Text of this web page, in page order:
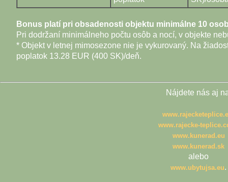
Bonus platí pri obsadenosti objektu minimálne 10
Pri dodržaní minimálneho počtu osôb a nocí, v objekte
* Objekt v letnej mimosezone nie je vykurovaný. Na
poplatok 13.28 EUR (400 SK)/deň.
Nájdete nás aj
www.rajecke-
www.kunerad.eu
www.kunerad.sk
alebo
www.ubytujsa.eu.